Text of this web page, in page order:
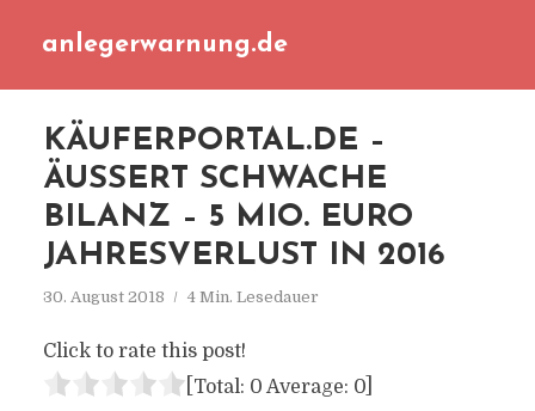
anlegerwarnung.de
KÄUFERPORTAL.DE –
ÄUSSERT SCHWACHE B
ILANZ – 5 MIO. EURO J
AHRESVERLUST IN 2016
30. August 2018 4 Min. Lesedauer
Click to rate this post!
[Total: 0 Average: 0]